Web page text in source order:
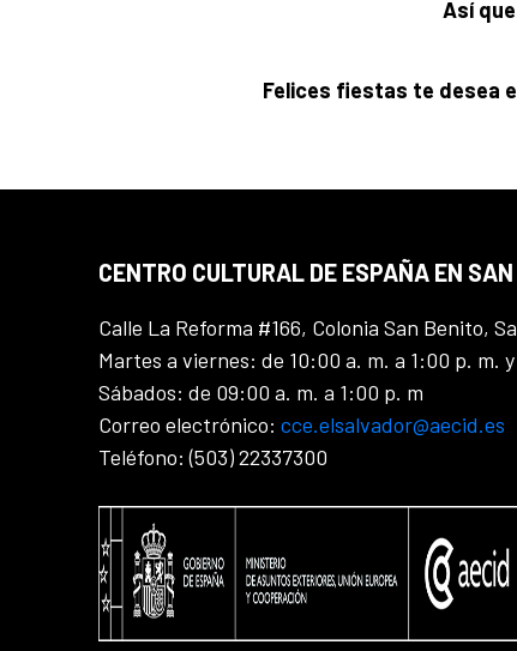
Así
Felices fiestas te desea
CENTRO CULTURAL DE ESPAÑA EN
Calle La Reforma #166, Colonia San Benito,
Martes a viernes: de 10:00 a. m. a 1:00 p. m.
Sábados: de 09:00 a. m. a 1:00 p. m
Correo electrónico: cce.elsalvador@aecid.es
Teléfono: (503) 22337300